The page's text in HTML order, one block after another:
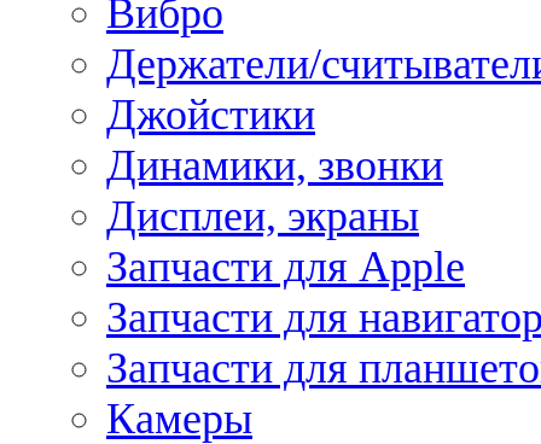
Вибро
Держатели/
Джойстики
Динамики, звонки
Дисплеи, экраны
Запчасти для Apple
Запчасти для
Запчасти для
Камеры